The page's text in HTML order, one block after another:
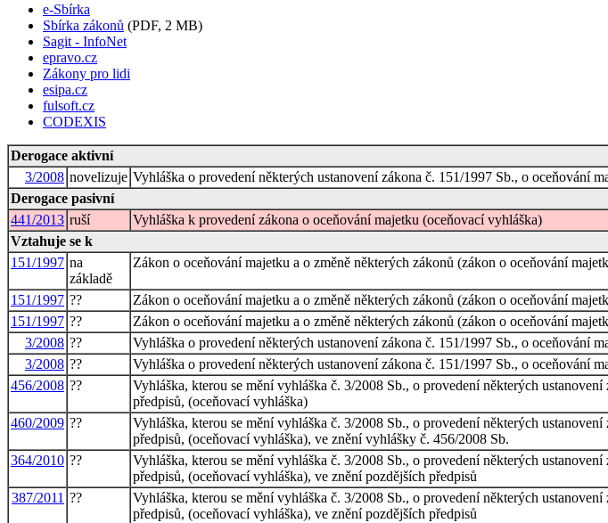
e-Sbírka
Sbírka zákonů (PDF, 2 MB)
Sagit - InfoNet
epravo.cz
Zákony pro lidi
esipa.cz
fulsoft.cz
CODEXIS
Derogace aktivní
3/2008 novelizuje Vyhláška o provedení některých ustanovení zákona č. 151/1997 Sb., o oceňování
Derogace pasivní
441/2013 ruší
Vyhláška k provedení zákona o oceňování majetku (oceňovací vyhláška)
Vztahuje se k
151/1997 na
základě
Zákon o oceňování majetku a o změně některých zákonů (zákon o oceňování
151/1997 ??
Zákon o oceňování majetku a o změně některých zákonů (zákon o oceňování
151/1997 ??
Zákon o oceňování majetku a o změně některých zákonů (zákon o oceňování
3/2008 ??
Vyhláška o provedení některých ustanovení zákona č. 151/1997 Sb., o oceňování
3/2008 ??
Vyhláška o provedení některých ustanovení zákona č. 151/1997 Sb., o oceňování
456/2008 ??
Vyhláška, kterou se mění vyhláška č. 3/2008 Sb., o provedení některých
předpisů, (oceňovací vyhláška)
460/2009 ??
Vyhláška, kterou se mění vyhláška č. 3/2008 Sb., o provedení některých
předpisů, (oceňovací vyhláška), ve znění vyhlášky č. 456/2008 Sb.
364/2010 ??
Vyhláška, kterou se mění vyhláška č. 3/2008 Sb., o provedení některých
předpisů, (oceňovací vyhláška), ve znění pozdějších předpisů
387/2011 ??
Vyhláška, kterou se mění vyhláška č. 3/2008 Sb., o provedení některých
předpisů, (oceňovací vyhláška), ve znění pozdějších předpisů